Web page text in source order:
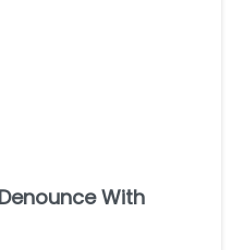
With